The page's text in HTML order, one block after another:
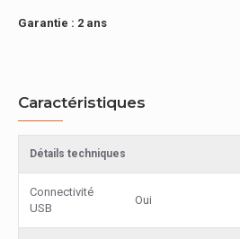
Garantie : 2 ans
Caractéristiques
Détails techniques
Connectivité
USB
Oui